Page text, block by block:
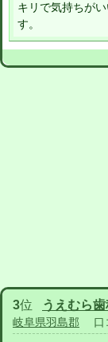
キリで気持ちが
す。
3位 うえむら
岐阜県羽島郡 口